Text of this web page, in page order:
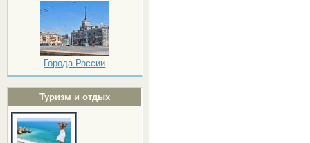
Города России
Туризм и отдых